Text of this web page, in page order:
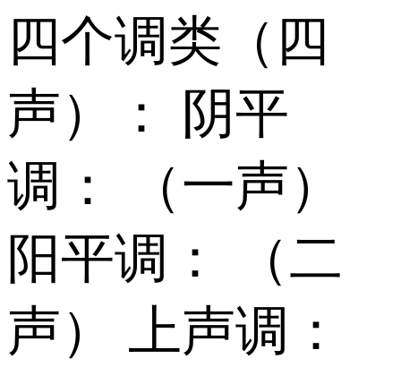
四个调类（四
声）： 阴平
调： （一声）
阳平调： （二
声） 上声调：